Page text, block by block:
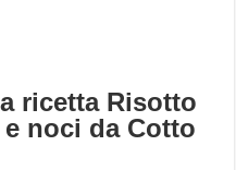
ricetta Risotto
noci da Cotto